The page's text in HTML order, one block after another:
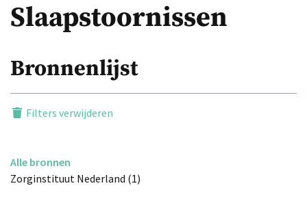
Slaapstoornissen
Bronnenlijst
Filters verwijderen
Alle bronnen
Zorginstituut Nederland (1)